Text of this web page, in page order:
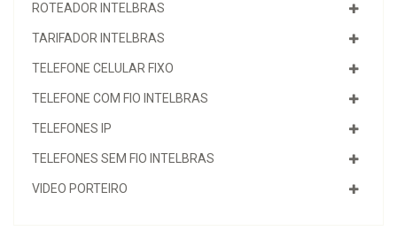
ROTEADOR INTELBRAS
TARIFADOR INTELBRAS
TELEFONE CELULAR FIXO
TELEFONE COM FIO INTELBRAS
TELEFONES IP
TELEFONES SEM FIO INTELBRAS
VIDEO PORTEIRO